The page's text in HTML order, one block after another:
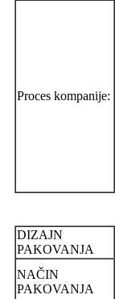
Proces kompanije:
DIZAJN
PAKOVANJA
NAČIN
PAKOVANJA